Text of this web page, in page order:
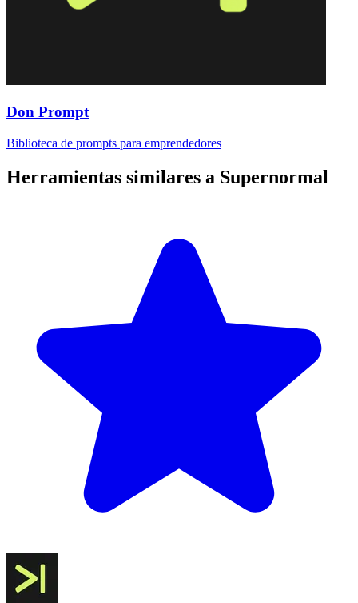
Don Prompt
Biblioteca de prompts para emprendedores
Herramientas similares a Supernormal